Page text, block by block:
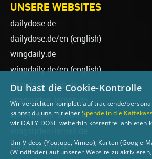
UNSERE WEBSITES
dailydose.de
dailydose.de/en (english)
wingdaily.de
wingdaily.de/en(english)
dailydose-shop.de
windsurfen-lernen.de
wellenreiten-lernen.de
surfen-lernen.de
Du hast die Cookie-Kontrolle
Wir verzichten komplett auf trackende/
kannst du uns mit einerSpende in die
wir DAILY DOSE weiterhin kostenfrei anbieten
Um Videos (Youtube, Vimeo), Karten (Google
(Windfinder) auf unserer Website zu